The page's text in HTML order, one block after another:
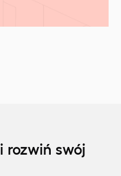
i rozwiń swój